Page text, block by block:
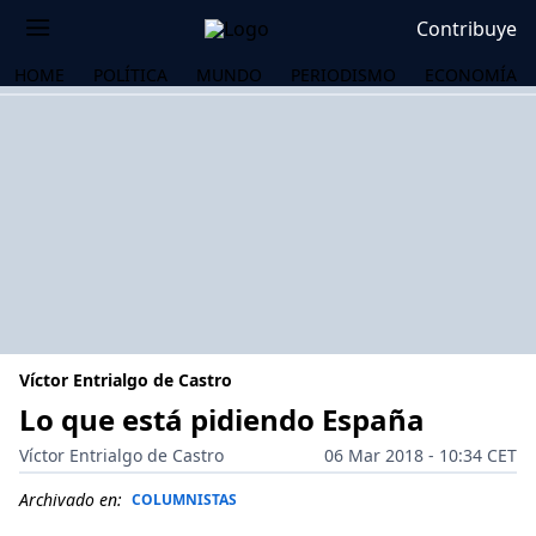
Contribuye
HOME POLÍTICA MUNDO PERIODISMO ECONOMÍA
Víctor Entrialgo de Castro
Lo que está pidiendo España
Víctor Entrialgo de Castro
06 Mar 2018 - 10:34 CET
Archivado en: COLUMNISTAS